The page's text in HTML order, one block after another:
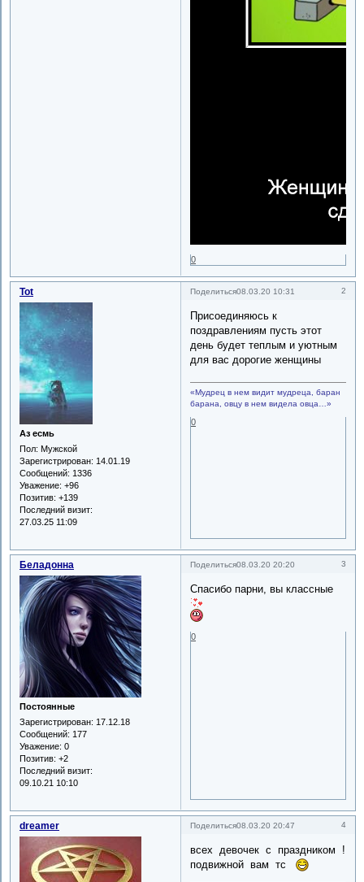
0
Поделиться 2
08.03.20 10:31
Tot
Аз есмь
Пол: Мужской
Зарегистрирован: 14.01.19
Сообщений: 1336
Уважение: +96
Позитив: +139
Последний визит:
27.03.25 11:09
Присоединяюсь к
поздравлениям пусть этот
день будет теплым и уютным
для вас дорогие женщины
«Мудрец в нем видит мудреца, баран
барана, овцу в нем видела овца…»
0
Поделиться 3
08.03.20 20:20
Беладонна
Постоянные
Зарегистрирован: 17.12.18
Сообщений: 177
Уважение: 0
Позитив: +2
Последний визит:
09.10.21 10:10
Спасибо парни, вы классные
0
Поделиться 4
08.03.20 20:47
dreamer
всех девочек с праздником !
подвижной вам тс